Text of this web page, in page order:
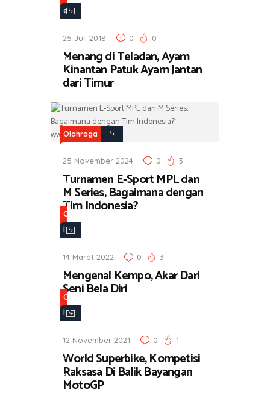
a
e
i
t
a
,
O
l
a
a
g
a
25 Juli 2018 0 0
Menang di Teladan, Ayam
Kinantan Patuk Ayam Jantan
dari Timur
Olahraga
25 November 2024 0 3
Turnamen E-Sport MPL dan
M Series, Bagaimana dengan
Tim Indonesia?
O
l
h
r
a
g
a
14 Maret 2022 0 3
Mengenal Kempo, Akar Dari
Seni Bela Diri
O
l
h
r
a
g
12 November 2021 0 1
World Superbike, Kompetisi
Raksasa Di Balik Bayangan
MotoGP